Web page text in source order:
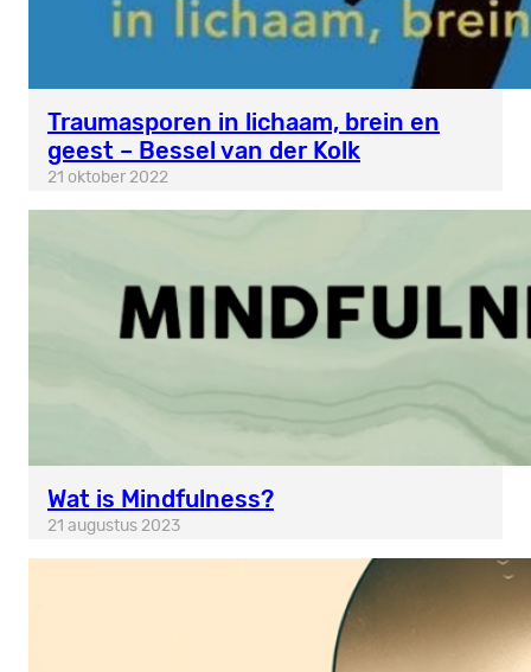
Traumasporen in lichaam, brein en
geest – Bessel van der Kolk
21 oktober 2022
Wat is Mindfulness?
21 augustus 2023